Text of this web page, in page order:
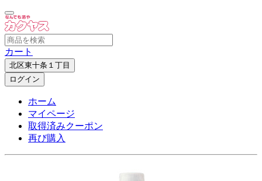
カート
北区東十条１丁目
ログイン
ホーム
マイページ
取得済みクーポン
再び購入